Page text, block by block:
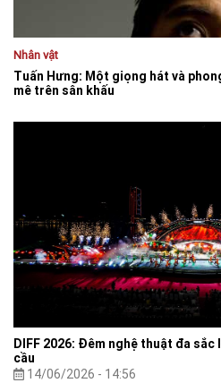
Nhân vật
Tuấn Hưng: Một giọng hát và
mê trên sân khấu
DIFF 2026: Đêm nghệ thuật đa
cầu
14/06/2026 - 14:56